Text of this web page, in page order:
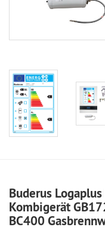
Buderus
Kombigerät
BC400